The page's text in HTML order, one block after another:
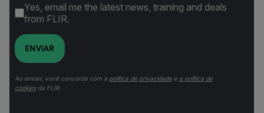
Yes, email me the latest news, training and deals
from FLIR.
ENVIAR
Ao enviar, você concorda com a política de privacidadee a política de
cookiesda FLIR.